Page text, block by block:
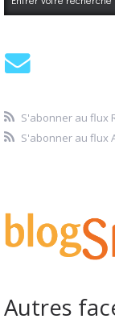
S'abonner au flux
S'abonner au flux
Autres